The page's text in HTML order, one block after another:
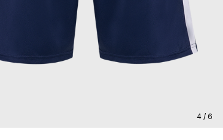
4 / 6